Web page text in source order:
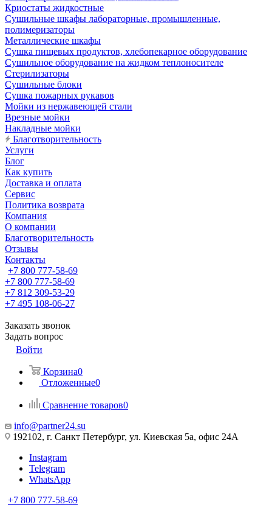
Криостаты жидкостные
Сушильные шкафы лабораторные, промышленные,
полимеризаторы
Металлические шкафы
Сушка пищевых продуктов, хлебопекарное оборудование
Сушильное оборудование на жидком теплоносителе
Стерилизаторы
Сушильные блоки
Сушка пожарных рукавов
Мойки из нержавеющей стали
Врезные мойки
Накладные мойки
Благотворительность
Услуги
Блог
Как купить
Доставка и оплата
Сервис
Политика возврата
Компания
О компании
Благотворительность
Отзывы
Контакты
+7 800 777-58-69
+7 800 777-58-69
+7 812 309-53-29
+7 495 108-06-27
Заказать звонок
Задать вопрос
Войти
Корзина0
Отложенные0
Сравнение товаров0
info@partner24.su
192102, г. Санкт Петербург, ул. Киевская 5а, офис 24А
Instagram
Telegram
WhatsApp
+7 800 777-58-69